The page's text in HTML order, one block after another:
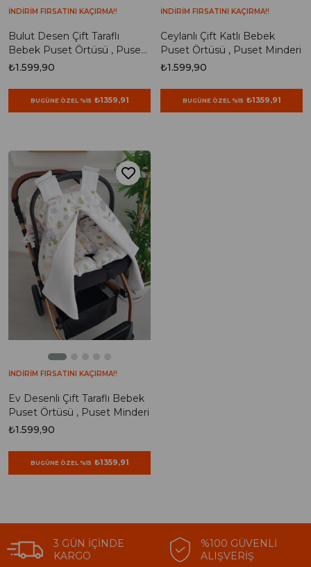
Bulut Desen Çift Taraflı
Bebek Puset Örtüsü , Puset
Minderi
₺1.599,90
BUGÜNE ÖZEL %15 ₺1359,91
İNDİRİM FIRSATINI KAÇIRMA!!
Ceylanlı Çift Katlı Bebek
Puset Örtüsü , Puset Minderi
₺1.599,90
BUGÜNE ÖZEL %15 ₺1359,91
İNDİRİM FIRSATINI KAÇIRMA!!
Ev Desenli Çift Taraflı Bebek
Puset Örtüsü , Puset Minderi
₺1.599,90
BUGÜNE ÖZEL %15 ₺1359,91
İNDİRİM FIRSATINI KAÇIRMA!!
3 GÜN İÇINDE
KARGO
%100 GÜVENLI
ALIŞVERIŞ